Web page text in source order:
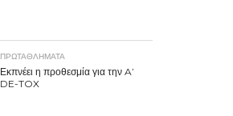
ΠΡΩΤΑΘΛΉΜΑΤΑ
Εκπνέει η προθεσμία για την A’
DE-TOX